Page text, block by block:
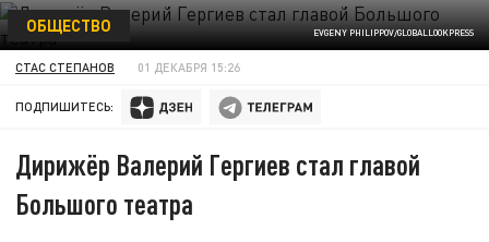
EVGENY PHILIPPOV/GLOBALLOOKPRESS
ОБЩЕСТВО
СТАС СТЕПАНОВ 01 ДЕКАБРЯ 15:26
ПОДПИШИТЕСЬ:
Дирижёр Валерий Гергиев стал главой
Большого театра